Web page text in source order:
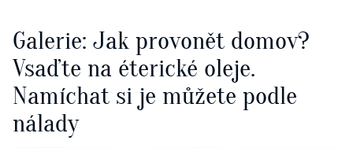
Galerie: Jak provonět domov?
Vsaďte na éterické oleje.
Namíchat si je můžete podle
nálady